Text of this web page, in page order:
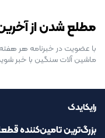
مطلع شدن از
با عضویت در خبرنامه هر هفته
ماشین آلات سنگین با خبر
رایکایدک
بزرگ‌ترین تامین‌کننده